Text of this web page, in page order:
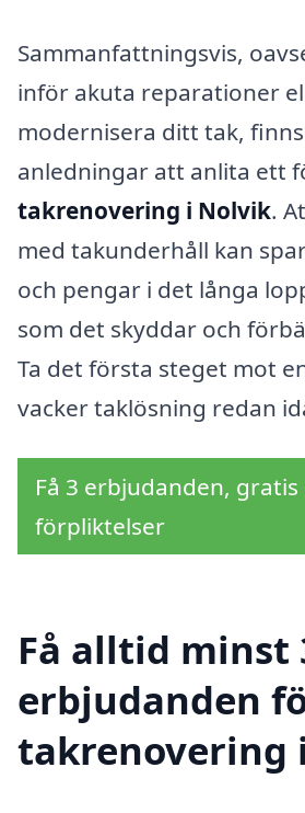
Sammanfattningsvis,
inför akuta reparationer
modernisera ditt tak,
anledningar att anlita ett
takrenovering i Nolvik.
med takunderhåll kan
och pengar i det långa
som det skyddar och
Ta det första steget mot
vacker taklösning redan
Få 3 erbjudanden,
förpliktelser
Få alltid minst
erbjudanden
takrenovering